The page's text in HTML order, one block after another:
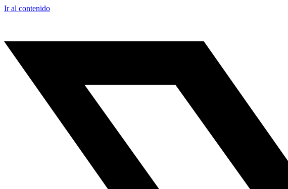
Ir al contenido